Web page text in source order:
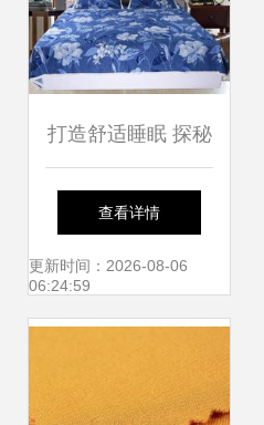
打造舒适睡眠 探秘
哈尔滨爱嘉亚麻针
纺织品的品质与热
销魅力
查看详情
更新时间：2026-08-06
06:24:59